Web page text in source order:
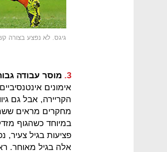
גיגס. לא נפצע בצורה
3. מוסר עבודה
אימונים
הקריירה, אבל גם
מחקרים מראים
במיוחד כשהגוף
פציעות בגיל
אלה בגיל מאוחר.